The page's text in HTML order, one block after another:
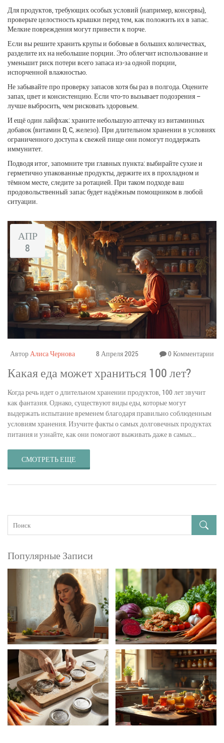
Для продуктов, требующих особых условий (например, консервы),
проверьте целостность крышки перед тем, как положить их в запас.
Мелкие повреждения могут привести к порче.
Если вы решите хранить крупы и бобовые в больших количествах,
разделите их на небольшие порции. Это облегчит использование и
уменьшит риск потери всего запаса из‑за одной порции,
испорченной влажностью.
Не забывайте про проверку запасов хотя бы раз в полгода. Оцените
запах, цвет и консистенцию. Если что‑то вызывает подозрения –
лучше выбросить, чем рисковать здоровьем.
И ещё один лайфхак: храните небольшую аптечку из витаминных
добавок (витамин D, C, железо). При длительном хранении в условиях
ограниченного доступа к свежей пище они помогут поддержать
иммунитет.
Подводя итог, запомните три главных пункта: выбирайте сухие и
герметично упакованные продукты, держите их в прохладном и
тёмном месте, следите за ротацией. При таком подходе ваш
продовольственный запас будет надёжным помощником в любой
ситуации.
АПР
8
АвторАлиса Чернова 8 Апреля 2025 0 Комментарии
Какая еда может храниться 100 лет?
Когда речь идет о длительном хранении продуктов, 100 лет звучит
как фантазия. Однако, существуют виды еды, которые могут
выдержать испытание временем благодаря правильно соблюденным
условиям хранения. Изучите факты о самых долговечных продуктах
питания и узнайте, как они помогают выживать даже в самых
помогут вам расширить знания о продовольственной безопасности.
СМОТРЕТЬ ЕЩЕ
Популярные Записи